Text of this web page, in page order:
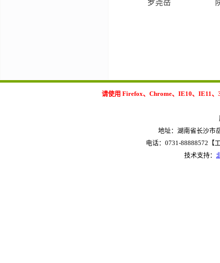
罗尧岳
请使用 Firefox、Chrome、IE10、IE11
地址：湖南省长沙市
电话：0731-88888572【
技术支持：